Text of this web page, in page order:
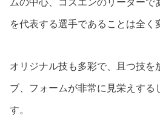
ムの中心、コズエンのリーダーで
を代表する選手であることは全く
オリジナル技も多彩で、且つ技を
ブ、フォームが非常に見栄えする
す。